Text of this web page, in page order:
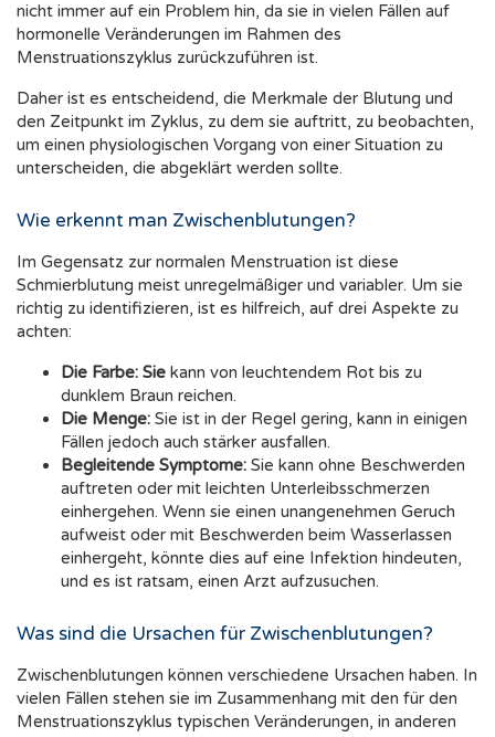
nicht immer auf ein Problem hin, da sie in vielen Fällen auf
hormonelle Veränderungen im Rahmen des
Menstruationszyklus zurückzuführen ist.
Daher ist es entscheidend, die Merkmale der Blutung und
den Zeitpunkt im Zyklus, zu dem sie auftritt, zu beobachten,
um einen physiologischen Vorgang von einer Situation zu
unterscheiden, die abgeklärt werden sollte.
Wie erkennt man Zwischenblutungen?
Im Gegensatz zur normalen Menstruation ist diese
Schmierblutung meist unregelmäßiger und variabler. Um sie
richtig zu identifizieren, ist es hilfreich, auf drei Aspekte zu
achten:
Die Farbe: Sie kann von leuchtendem Rot bis zu
dunklem Braun reichen.
Die Menge: Sie ist in der Regel gering, kann in einigen
Fällen jedoch auch stärker ausfallen.
Begleitende Symptome: Sie kann ohne Beschwerden
auftreten oder mit leichten Unterleibsschmerzen
einhergehen. Wenn sie einen unangenehmen Geruch
aufweist oder mit Beschwerden beim Wasserlassen
einhergeht, könnte dies auf eine Infektion hindeuten,
und es ist ratsam, einen Arzt aufzusuchen.
Was sind die Ursachen für Zwischenblutungen?
Zwischenblutungen können verschiedene Ursachen haben. In
vielen Fällen stehen sie im Zusammenhang mit den für den
Menstruationszyklus typischen Veränderungen, in anderen